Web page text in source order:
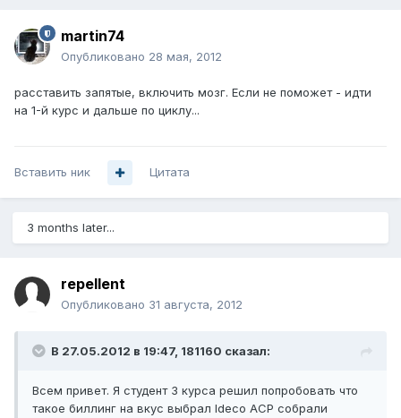
martin74
Опубликовано 28 мая, 2012
расставить запятые, включить мозг. Если не поможет - идти
на 1-й курс и дальше по циклу...
Вставить ник Цитата
3 months later...
repellent
Опубликовано 31 августа, 2012
В 27.05.2012 в 19:47, 181160 сказал:
Всем привет. Я студент 3 курса решил попробовать что
такое биллинг на вкус выбрал Ideco ACP собрали